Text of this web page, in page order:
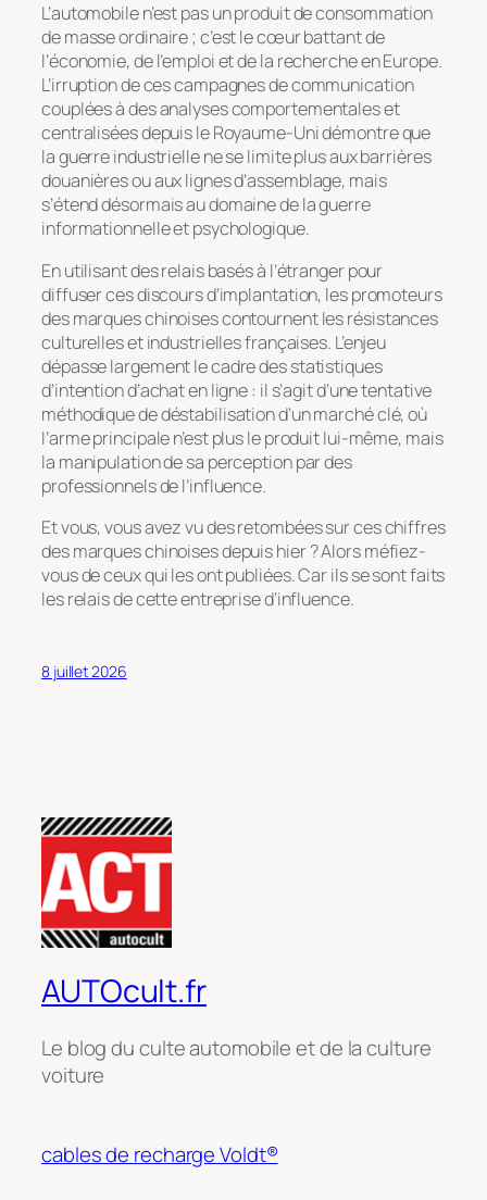
L’automobile n’est pas un produit de consommation
de masse ordinaire ; c’est le cœur battant de
l’économie, de l’emploi et de la recherche en Europe.
L’irruption de ces campagnes de communication
couplées à des analyses comportementales et
centralisées depuis le Royaume-Uni démontre que
la guerre industrielle ne se limite plus aux barrières
douanières ou aux lignes d’assemblage, mais
s’étend désormais au domaine de la guerre
informationnelle et psychologique.
En utilisant des relais basés à l’étranger pour
diffuser ces discours d’implantation, les promoteurs
des marques chinoises contournent les résistances
culturelles et industrielles françaises. L’enjeu
dépasse largement le cadre des statistiques
d’intention d’achat en ligne : il s’agit d’une tentative
méthodique de déstabilisation d’un marché clé, où
l’arme principale n’est plus le produit lui-même, mais
la manipulation de sa perception par des
professionnels de l’influence.
Et vous, vous avez vu des retombées sur ces chiffres
des marques chinoises depuis hier ? Alors méfiez-
vous de ceux qui les ont publiées. Car ils se sont faits
les relais de cette entreprise d’influence.
8 juillet 2026
AUTOcult.fr
Le blog du culte automobile et de la culture
voiture
cables de recharge Voldt®